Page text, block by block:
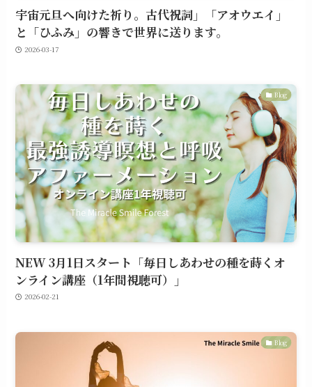
宇宙元旦へ向けた祈り。古代祝詞」「アオウエイ」
と「ひふみ」の響きで世界に送ります。
2026-03-17
Blog
NEW 3月1日スタート「毎日しあわせの種を蒔くオ
ンライン講座（1年間視聴可）」
2026-02-21
Blog